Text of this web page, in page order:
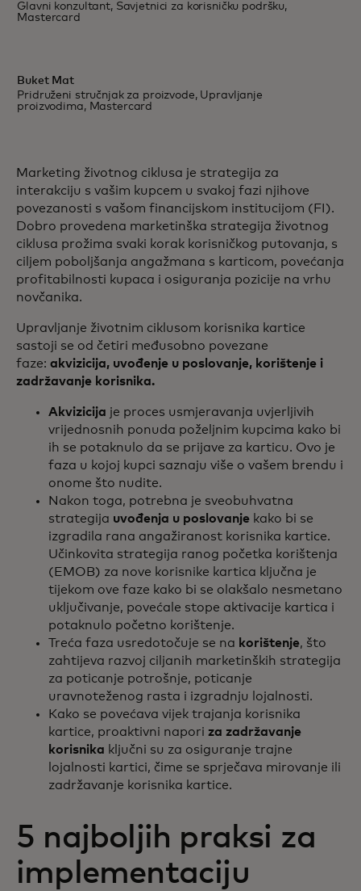
Glavni konzultant, Savjetnici za korisničku podršku,
Mastercard
Buket Mat
Pridruženi stručnjak za proizvode, Upravljanje
proizvodima, Mastercard
Marketing životnog ciklusa je strategija za
interakciju s vašim kupcem u svakoj fazi njihove
povezanosti s vašom financijskom institucijom (FI).
Dobro provedena marketinška strategija životnog
ciklusa prožima svaki korak korisničkog putovanja, s
ciljem poboljšanja angažmana s karticom, povećanja
profitabilnosti kupaca i osiguranja pozicije na vrhu
novčanika.
Upravljanje životnim ciklusom korisnika kartice
sastoji se od četiri međusobno povezane
faze: akvizicija, uvođenje u poslovanje, korištenje i
zadržavanje korisnika.
Akvizicija je proces usmjeravanja uvjerljivih
vrijednosnih ponuda poželjnim kupcima kako bi
ih se potaknulo da se prijave za karticu. Ovo je
faza u kojoj kupci saznaju više o vašem brendu i
onome što nudite.
Nakon toga, potrebna je sveobuhvatna
strategija uvođenja u poslovanje kako bi se
izgradila rana angažiranost korisnika kartice.
Učinkovita strategija ranog početka korištenja
(EMOB) za nove korisnike kartica ključna je
tijekom ove faze kako bi se olakšalo nesmetano
uključivanje, povećale stope aktivacije kartica i
potaknulo početno korištenje.
Treća faza usredotočuje se na korištenje, što
zahtijeva razvoj ciljanih marketinških strategija
za poticanje potrošnje, poticanje
uravnoteženog rasta i izgradnju lojalnosti.
Kako se povećava vijek trajanja korisnika
kartice, proaktivni napori za zadržavanje
korisnika ključni su za osiguranje trajne
lojalnosti kartici, čime se sprječava mirovanje ili
zadržavanje korisnika kartice.
5 najboljih praksi za
implementaciju